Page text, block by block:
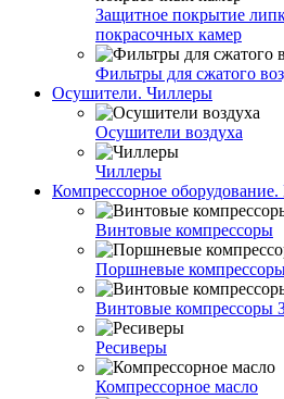
Защитное покрытие
покрасочных камер
Фильтры для сжатого
Осушители. Чиллеры
Осушители воздуха
Чиллеры
Компрессорное
Винтовые компрессоры
Поршневые
Винтовые компрессоры
Ресиверы
Компрессорное масло